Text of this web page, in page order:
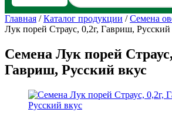
Главная /Каталог продукции /Семена
Лук порей Страус, 0,2г, Гавриш, Русский
Семена Лук порей Страус,
Гавриш, Русский вкус